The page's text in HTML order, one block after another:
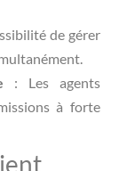
de gérer
: Les agents
à forte